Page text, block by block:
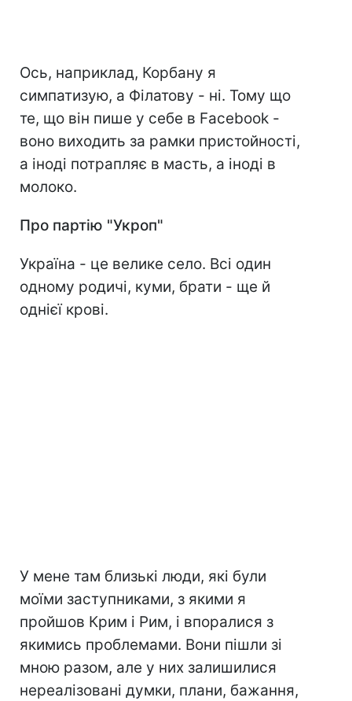
Ось, наприклад, Корбану я
симпатизую, а Філатову - ні. Тому що
те, що він пише у себе в Facebook -
воно виходить за рамки пристойності,
а іноді потрапляє в масть, а іноді в
молоко.
Про партію "Укроп"
Україна - це велике село. Всі один
одному родичі, куми, брати - ще й
однієї крові.
У мене там близькі люди, які були
моїми заступниками, з якими я
пройшов Крим і Рим, і впоралися з
якимись проблемами. Вони пішли зі
мною разом, але у них залишилися
нереалізовані думки, плани, бажання,